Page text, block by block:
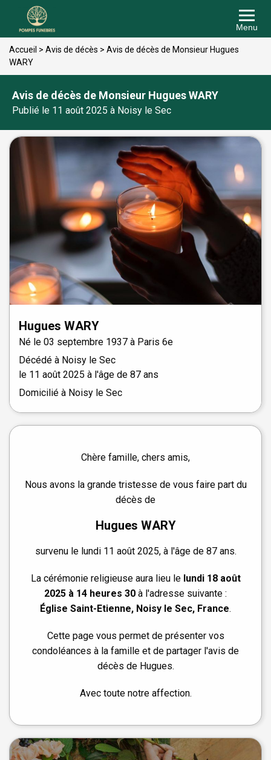
Menu
Accueil > Avis de décès > Avis de décès de Monsieur Hugues
WARY
Avis de décès de Monsieur Hugues WARY
Publié le 11 août 2025 à Noisy le Sec
Hugues WARY
Né le 03 septembre 1937 à Paris 6e
Décédé à Noisy le Sec
le 11 août 2025 à l'âge de 87 ans
Domicilié à Noisy le Sec
Chère famille, chers amis,
Nous avons la grande tristesse de vous faire part du
décès de
Hugues WARY
survenu le lundi 11 août 2025, à l'âge de 87 ans.
La cérémonie religieuse aura lieu le lundi 18 août
2025 à 14 heures 30 à l'adresse suivante :
Église Saint-Etienne, Noisy le Sec, France.
Cette page vous permet de présenter vos
condoléances à la famille et de partager l'avis de
décès de Hugues.
Avec toute notre affection.